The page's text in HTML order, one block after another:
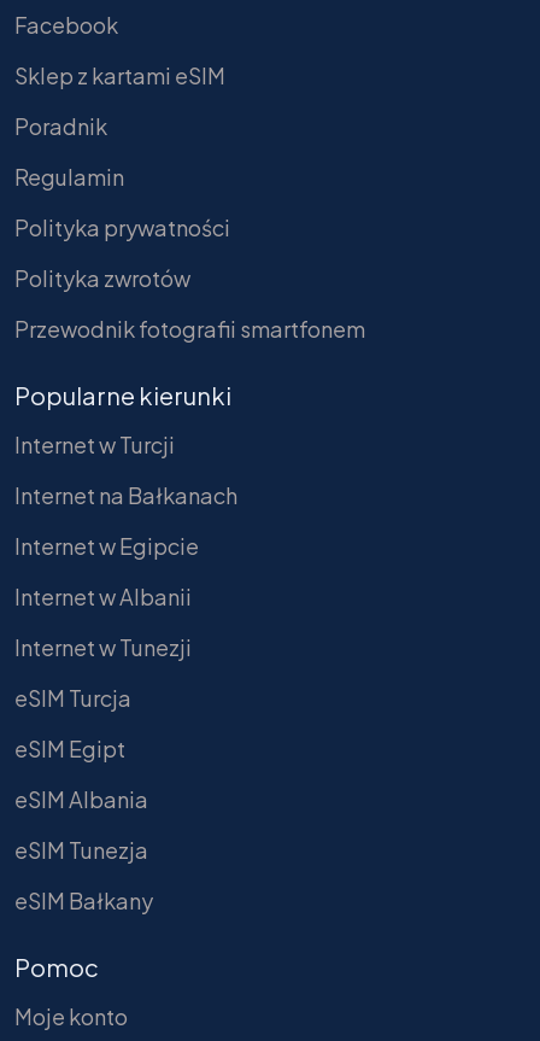
Facebook
Sklep z kartami eSIM
Poradnik
Regulamin
Polityka prywatności
Polityka zwrotów
Przewodnik fotografii smartfonem
Popularne kierunki
Internet w Turcji
Internet na Bałkanach
Internet w Egipcie
Internet w Albanii
Internet w Tunezji
eSIM Turcja
eSIM Egipt
eSIM Albania
eSIM Tunezja
eSIM Bałkany
Pomoc
Moje konto